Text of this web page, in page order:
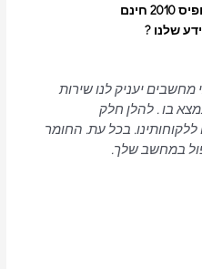
חינם
שלנו ?
יעניק לנו שירות
בו . להלן חלק
ללקוחותינו. בכל עת. החומר
במחשב שלך.